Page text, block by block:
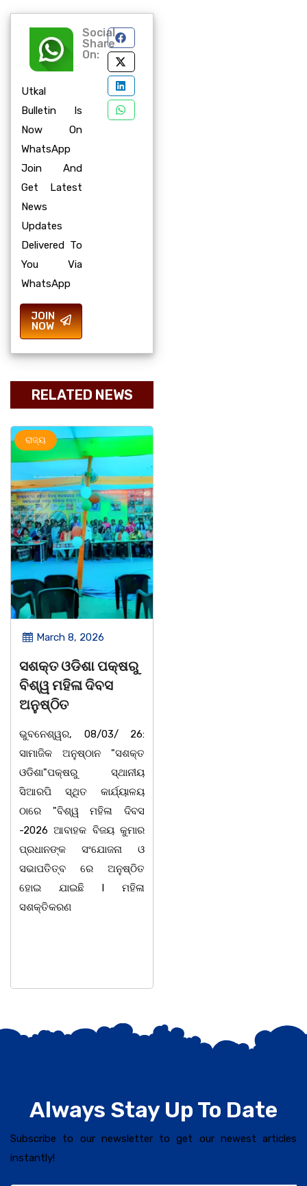
Utkal
Bulletin Is
Now On
WhatsApp
Join And
Get Latest
News
Updates
Delivered To
You Via
WhatsApp
JOIN
NOW
Social
Share
On:
RELATED NEWS
ରାଜ୍ୟ
March 8, 2026
ସଶକ୍ତ ଓଡିଶା ପକ୍ଷରୁ
ବିଶ୍ୱ ମହିଳା ଦିବସ
ଅନୁଷ୍ଠିତ
ଭୁବନେଶ୍ୱର, 08/03/ 26:
ସାମାଜିକ ଅନୁଷ୍ଠାନ "ସଶକ୍ତ
ଓଡିଶା"ପକ୍ଷରୁ ସ୍ଥାନୀୟ
ସିଆରପି ସ୍ଥିତ କାର୍ଯ୍ୟାଳୟ
ଠାରେ "ବିଶ୍ୱ ମହିଳା ଦିବସ
-2026 ଆବାହକ ବିଜୟ କୁମାର
ପ୍ରଧାନଙ୍କ ସଂଯୋଜନା ଓ
ସଭାପତିତ୍ବ ରେ ଅନୁଷ୍ଠିତ
ହୋଇ ଯାଇଛି l ମହିଳା
ସଶକ୍ତିକରଣ
Always Stay Up To Date
Subscribe to our newsletter to get our newest articles
instantly!